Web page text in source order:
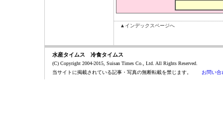
▲インデックスページへ
水産タイムス 冷食タイムス
(C) Copyright 2004-2015, Suisan Times Co., Ltd. All Rights Reserved.
当サイトに掲載されている記事・写真の無断転載を禁じます。 お問い合